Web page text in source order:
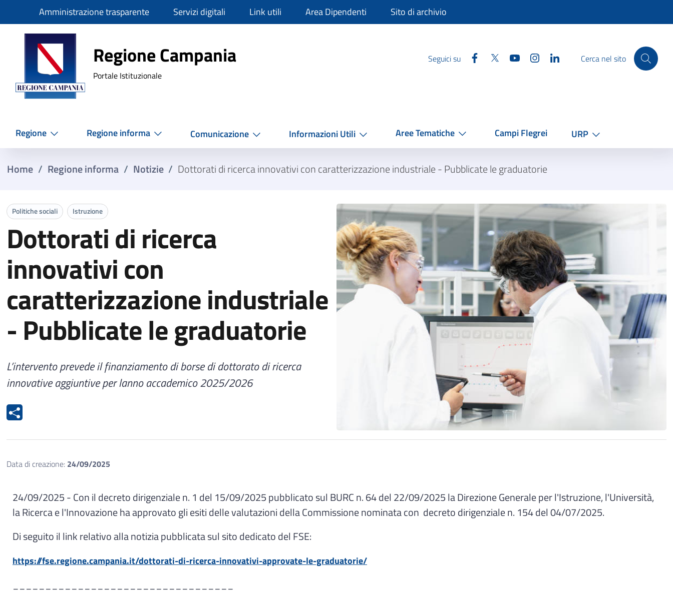
SlimAmministrazione trasparente Servizi digitali Link utili Area Dipendenti Sito di archivio
Regione Campania
Regione Campania
Portale Istituzionale
Seguici su Facebook
Twitter YouTube InstagramLinkedinCerca nel sito
Regione Regione informa Comunicazione Informazioni Utili Aree Tematiche Campi Flegrei URP
Home / Regione informa / Notizie / Dottorati di ricerca innovativi con caratterizzazione industriale - Pubblicate le graduatorie
Politiche sociali Istruzione
Dottorati di ricerca
innovativi con
caratterizzazione industriale
- Pubblicate le graduatorie
L’intervento prevede il finanziamento di borse di dottorato di ricerca
innovative aggiuntive per lanno accademico 2025/2026
Data di creazione: 24/09/2025
24/09/2025 - Con il decreto dirigenziale n. 1 del 15/09/2025 pubblicato sul BURC n. 64 del 22/09/2025 la Direzione Generale per l'Istruzione, l'Università,
la Ricerca e l'Innovazione ha approvato gli esiti delle valutazioni della Commissione nominata con decreto dirigenziale n. 154 del 04/07/2025.
Di seguito il link relativo alla notizia pubblicata sul sito dedicato del FSE:
https://fse.regione.campania.it/dottorati-di-ricerca-innovativi-approvate-le-graduatorie/